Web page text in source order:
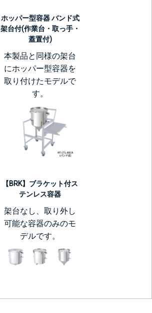
ホッパー型容器 バンド式
架台付(作業台・取っ手・
蓋置付)
本製品と同様の架台
にホッパー型容器を
取り付けたモデルで
す。
【BRK】ブラケット付ス
テンレス容器
架台なし、取り外し
可能な容器のみのモ
デルです。